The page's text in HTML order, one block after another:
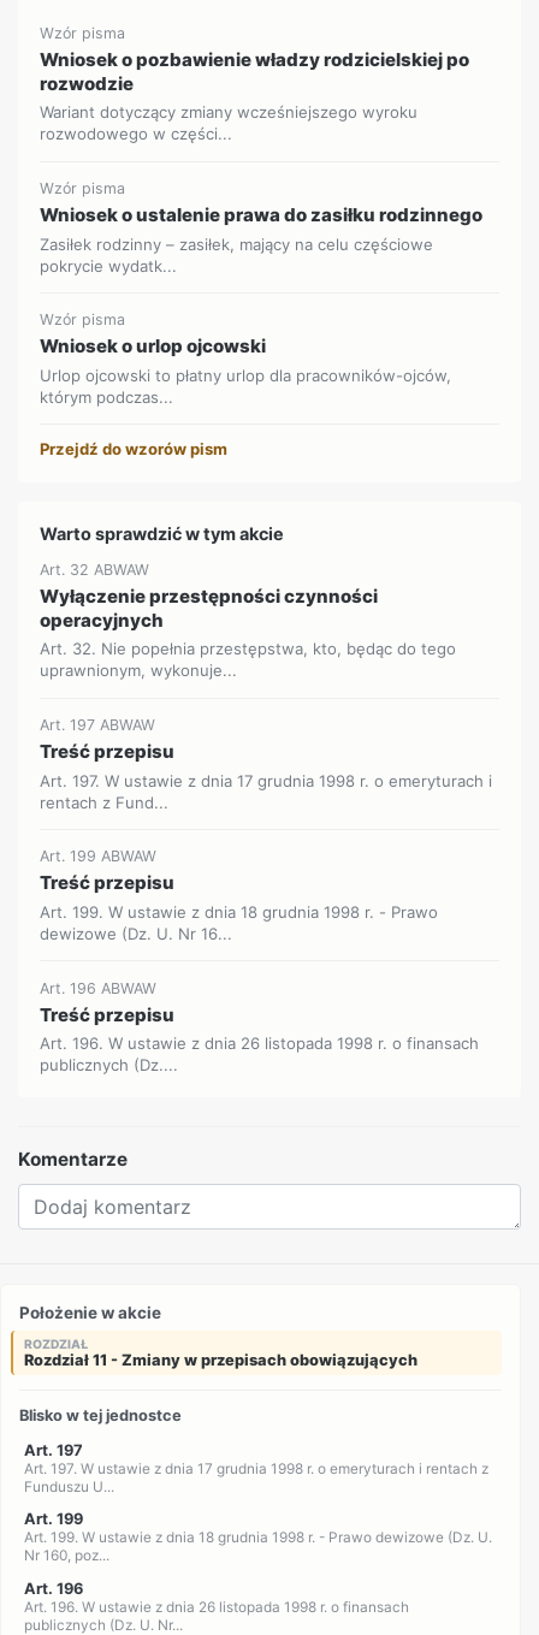
Wzór pisma
Wniosek o pozbawienie władzy rodzicielskiej po
rozwodzie
Wariant dotyczący zmiany wcześniejszego wyroku
rozwodowego w części...
Wzór pisma
Wniosek o ustalenie prawa do zasiłku rodzinnego
Zasiłek rodzinny – zasiłek, mający na celu częściowe
pokrycie wydatk...
Wzór pisma
Wniosek o urlop ojcowski
Urlop ojcowski to płatny urlop dla pracowników-ojców,
którym podczas...
Przejdź do wzorów pism
Warto sprawdzić w tym akcie
Art. 32 ABWAW
Wyłączenie przestępności czynności
operacyjnych
Art. 32. Nie popełnia przestępstwa, kto, będąc do tego
uprawnionym, wykonuje...
Art. 197 ABWAW
Treść przepisu
Art. 197. W ustawie z dnia 17 grudnia 1998 r. o emeryturach i
rentach z Fund...
Art. 199 ABWAW
Treść przepisu
Art. 199. W ustawie z dnia 18 grudnia 1998 r. - Prawo
dewizowe (Dz. U. Nr 16...
Art. 196 ABWAW
Treść przepisu
Art. 196. W ustawie z dnia 26 listopada 1998 r. o finansach
publicznych (Dz....
Komentarze
Położenie w akcie
ROZDZIAŁ
Rozdział 11 - Zmiany w przepisach obowiązujących
Blisko w tej jednostce
Art. 197
Art. 197. W ustawie z dnia 17 grudnia 1998 r. o emeryturach i rentach z
Funduszu U...
Art. 199
Art. 199. W ustawie z dnia 18 grudnia 1998 r. - Prawo dewizowe (Dz. U.
Nr 160, poz...
Art. 196
Art. 196. W ustawie z dnia 26 listopada 1998 r. o finansach
publicznych (Dz. U. Nr...